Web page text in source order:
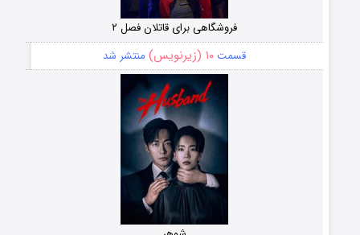
فروشگاهی برای قاتلان فصل ۲
قسمت۱۰ (زیرنویس) منتشر شد